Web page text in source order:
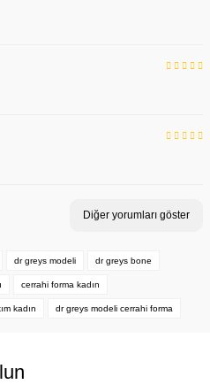
Diğer yorumları göster
dr greys modeli dr greys bone
cerrahi forma kadın
kadın dr greys modeli cerrahi forma